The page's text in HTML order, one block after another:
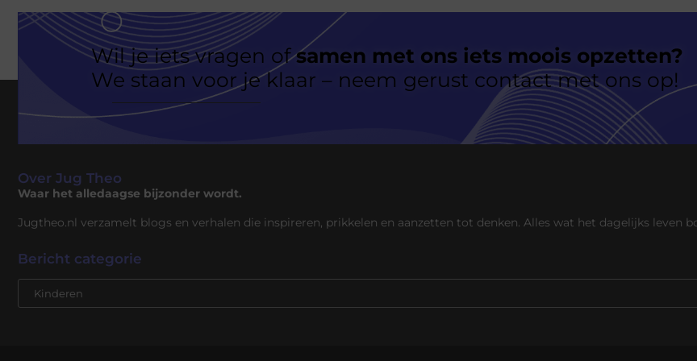
Wil je iets vragen ofsamen met ons iets moois opzetten?
We staan voor je klaar – neem gerust contact met ons op!
Over Jug Theo
Waar het alledaagse bijzonder wordt.
Jugtheo.nl verzamelt blogs en verhalen die inspireren, prikkelen en aanzetten tot denken. Alles wat het dagelijks leven
Bericht categorie